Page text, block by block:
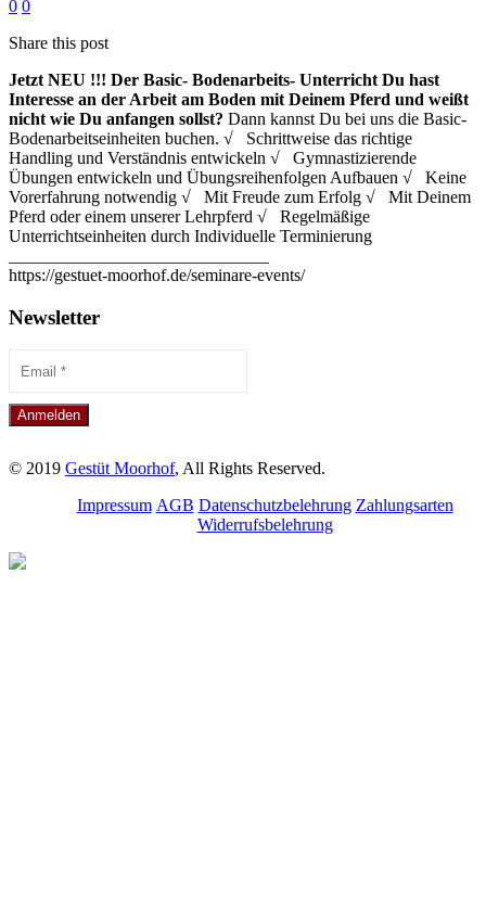
0 0
Share this post
Jetzt NEU !!! Der Basic- Bodenarbeits- Unterricht Du hast
Interesse an der Arbeit am Boden mit Deinem Pferd und weißt
nicht wie Du anfangen sollst? Dann kannst Du bei uns die Basic-
Bodenarbeitseinheiten buchen. √ Schrittweise das richtige
Handling und Verständnis entwickeln √ Gymnastizierende
Übungen entwickeln und Übungsreihenfolgen Aufbauen √ Keine
Vorerfahrung notwendig √ Mit Freude zum Erfolg √ Mit Deinem
Pferd oder einem unserer Lehrpferd √ Regelmäßige
Unterrichtseinheiten durch Individuelle Terminierung
https://gestuet-moorhof.de/seminare-events/
Newsletter
© 2019 Gestüt Moorhof, All Rights Reserved.
Impressum AGB Datenschutzbelehrung Zahlungsarten
Widerrufsbelehrung